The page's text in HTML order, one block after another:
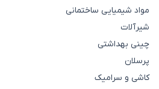
مواد شیمیایی ساختمانی
شیرآلات
چینی بهداشتی
پرسلان
کاشی و سرامیک